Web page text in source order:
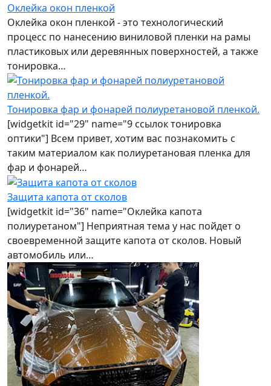
Оклейка окон пленкой
Оклейка окон пленкой - это технологический
процесс по нанесению виниловой пленки на рамы
пластиковых или деревянных поверхностей, а также
тонировка…
Тонировка фар и фонарей полиуретановой пленкой.
[widgetkit id="29" name="9 ссылок тонировка
оптики"] Всем привет, хотим вас познакомить с
таким материалом как полиуретановая пленка для
фар и фонарей…
Защита капота от сколов
[widgetkit id="36" name="Оклейка капота
полиуретаном"] Неприятная тема у нас пойдет о
своевременной защите капота от сколов. Новый
автомобиль или…